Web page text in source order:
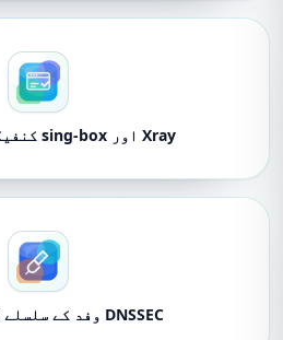
Xray اور sing-box کنفیگریشن کنورٹر
DNSSEC وفد کے سلسلے کے لیے چیکر